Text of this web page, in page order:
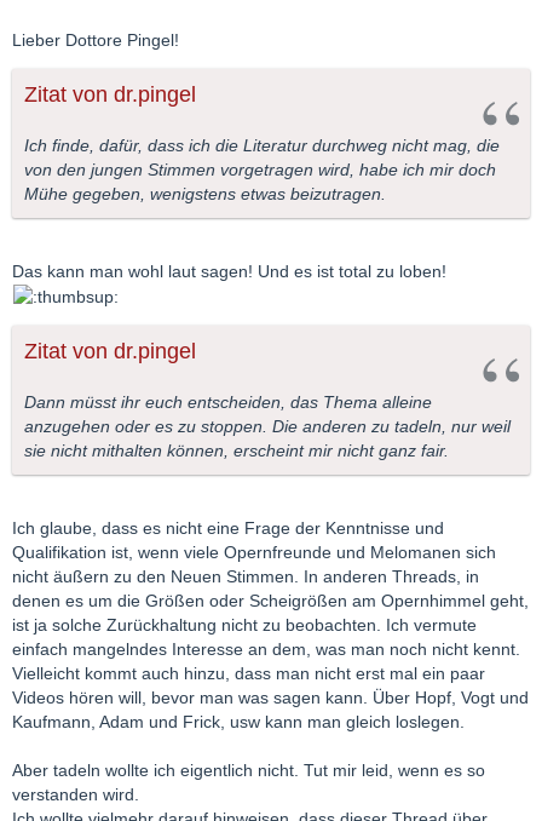
Lieber Dottore Pingel!
Zitat von dr.pingel
Ich finde, dafür, dass ich die Literatur durchweg nicht mag, die
von den jungen Stimmen vorgetragen wird, habe ich mir doch
Mühe gegeben, wenigstens etwas beizutragen.
Das kann man wohl laut sagen! Und es ist total zu loben!
Zitat von dr.pingel
Dann müsst ihr euch entscheiden, das Thema alleine
anzugehen oder es zu stoppen. Die anderen zu tadeln, nur weil
sie nicht mithalten können, erscheint mir nicht ganz fair.
Ich glaube, dass es nicht eine Frage der Kenntnisse und
Qualifikation ist, wenn viele Opernfreunde und Melomanen sich
nicht äußern zu den Neuen Stimmen. In anderen Threads, in
denen es um die Größen oder Scheigrößen am Opernhimmel geht,
ist ja solche Zurückhaltung nicht zu beobachten. Ich vermute
einfach mangelndes Interesse an dem, was man noch nicht kennt.
Vielleicht kommt auch hinzu, dass man nicht erst mal ein paar
Videos hören will, bevor man was sagen kann. Über Hopf, Vogt und
Kaufmann, Adam und Frick, usw kann man gleich loslegen.
Aber tadeln wollte ich eigentlich nicht. Tut mir leid, wenn es so
verstanden wird.